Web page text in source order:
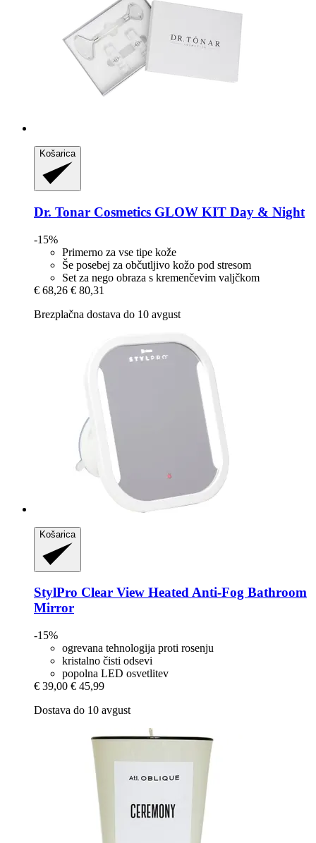
Košarica
Dr. Tonar Cosmetics GLOW KIT Day & Night
-15%
Primerno za vse tipe kože
Še posebej za občutljivo kožo pod stresom
Set za nego obraza s kremenčevim valjčkom
€ 68,26 € 80,31
Brezplačna dostava do 10 avgust
Košarica
StylPro Clear View Heated Anti-​Fog Bathroom
Mirror
-15%
ogrevana tehnologija proti rosenju
kristalno čisti odsevi
popolna LED osvetlitev
€ 39,00 € 45,99
Dostava do 10 avgust